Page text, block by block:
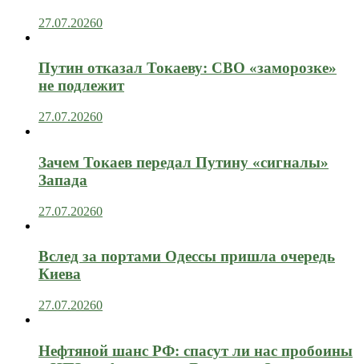
27.07.20260
Путин отказал Токаеву: СВО «заморозке»
не подлежит
27.07.20260
Зачем Токаев передал Путину «сигналы»
Запада
27.07.20260
Вслед за портами Одессы пришла очередь
Киева
27.07.20260
Нефтяной шанс РФ: спасут ли нас пробоины